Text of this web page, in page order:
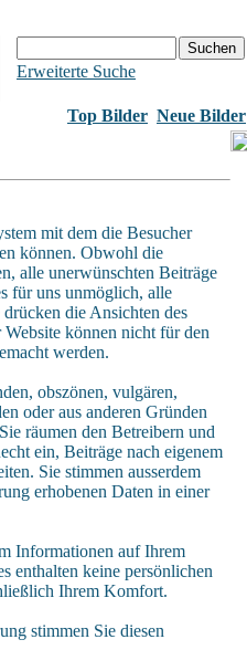
Erweiterte Suche
Top Bilder Neue Bilder
mit dem die Besucher
können. Obwohl die
alle unerwünschten Beiträge
für uns unmöglich, alle
die Ansichten des
können nicht für den
werden.
obszönen, vulgären,
oder aus anderen Gründen
räumen den Betreibern und
ein, Beiträge nach eigenem
Sie stimmen ausserdem
erhobenen Daten in einer
Informationen auf Ihrem
enthalten keine persönlichen
Ihrem Komfort.
stimmen Sie diesen